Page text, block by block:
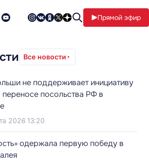
Прямой эфир
Все новости
не поддерживает инициативу
посольства РФ в
2026 13:20
одержала первую победу в